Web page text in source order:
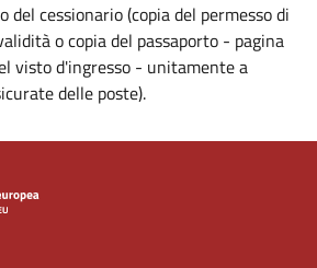
del cessionario (copia del permesso di
o copia del passaporto - pagina
visto d'ingresso - unitamente a
delle poste).